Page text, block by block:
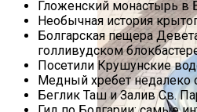
Крыжовник
Гложенский монастырь в
Необычная история
Болгарская пещера
голливудском
Посетили Крушунские
Медный хребет недалеко
Беглик Таш и Залив Св.